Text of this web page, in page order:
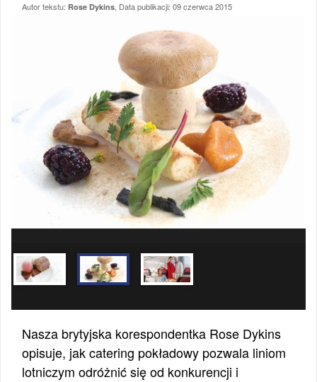
Autor tekstu: Rose Dykins , Data publikacji: 09 czerwca 2015
Nasza brytyjska korespondentka Rose Dykins
opisuje, jak catering pokładowy pozwala liniom
lotniczym odróżnić się od konkurencji i